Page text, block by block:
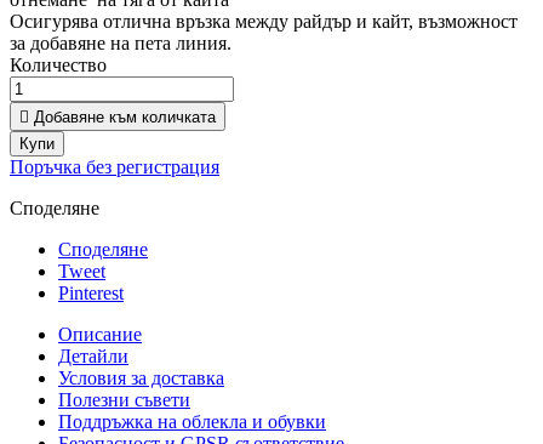
Осигурява отлична връзка между райдър и кайт, възможност
за добавяне на пета линия.
Количество
 Добавяне към количката
Купи
Поръчка без регистрация
Споделяне
Споделяне
Tweet
Pinterest
Описание
Детайли
Условия за доставка
Полезни съвети
Поддръжка на облекла и обувки